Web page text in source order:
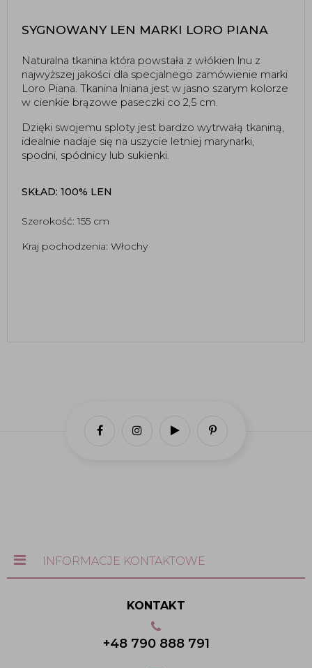
SYGNOWANY LEN MARKI LORO PIANA
Naturalna tkanina która powstała z włókien lnu z
najwyższej jakości dla specjalnego zamówienie marki
Loro Piana. Tkanina lniana jest w jasno szarym kolorze
w cienkie brązowe paseczki co 2,5 cm.
Dzięki swojemu sploty jest bardzo wytrwałą tkaniną,
idealnie nadaje się na uszycie letniej marynarki,
spodni, spódnicy lub sukienki.
SKŁAD: 100% LEN
Szerokość: 155 cm
Kraj pochodzenia: Włochy
INFORMACJE KONTAKTOWE
KONTAKT
+48 790 888 791